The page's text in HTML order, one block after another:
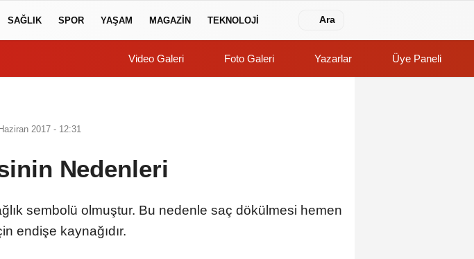
SAĞLIK SPOR YAŞAM MAGAZİN TEKNOLOJİ Ara
Video Galeri Foto Galeri Yazarlar Üye Paneli
2017 - 12:31
Nedenleri
sembolü olmuştur. Bu nedenle saç dökülmesi hemen
endişe kaynağıdır.